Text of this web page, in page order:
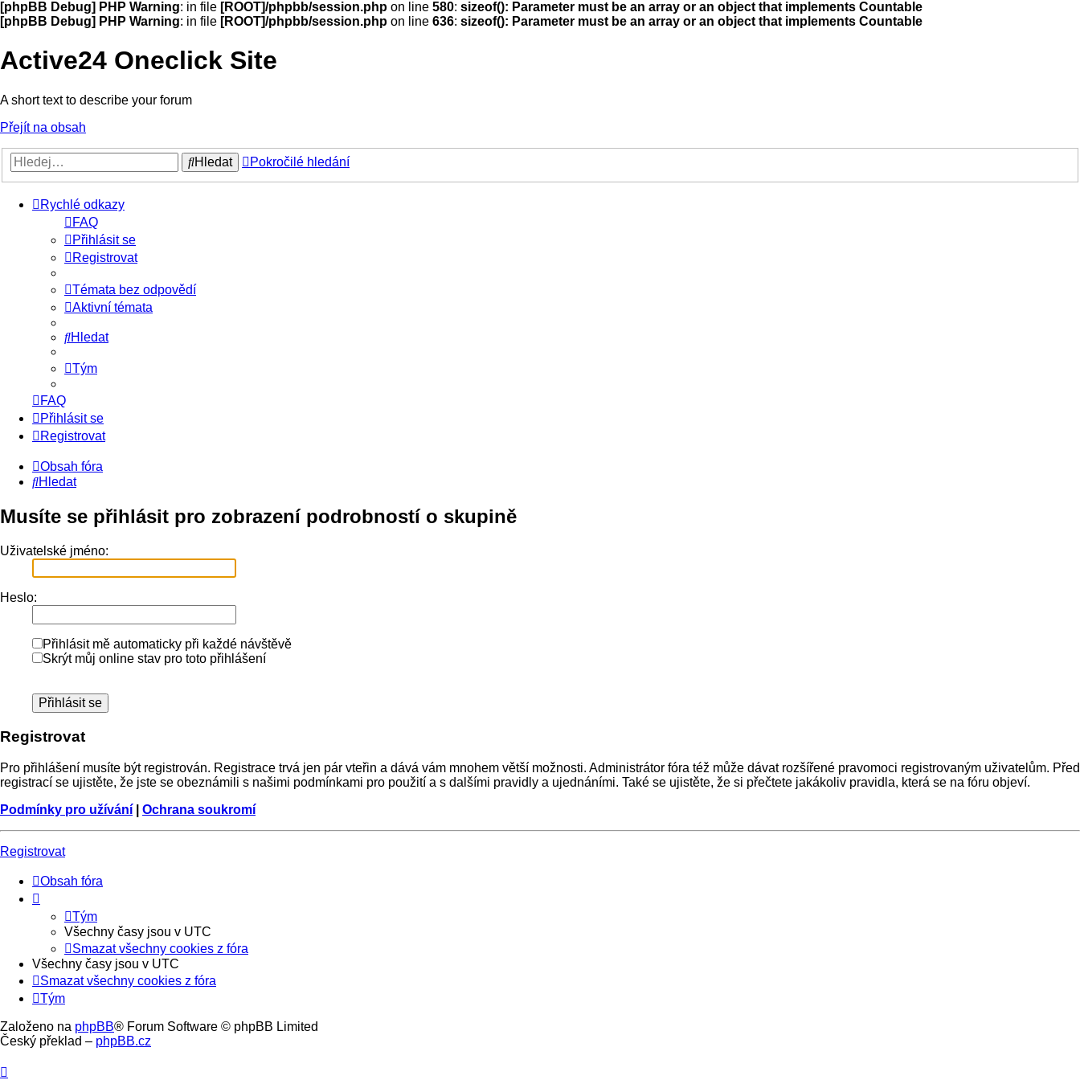
[phpBB Debug] PHP Warning: in file [ROOT]/phpbb/session.php on line 580: sizeof(): Parameter must be an array or an object that implements Countable
[phpBB Debug] PHP Warning: in file [ROOT]/phpbb/session.php on line 636: sizeof(): Parameter must be an array or an object that implements Countable
Active24 Oneclick Site
A short text to describe your forum
Přejít na obsah
Hledat Pokročilé hledání
Rychlé odkazy
FAQ
Přihlásit se
Registrovat
Témata bez odpovědí
Aktivní témata
Hledat
Tým
FAQ
Přihlásit se
Registrovat
Obsah fóra
Hledat
Musíte se přihlásit pro zobrazení podrobností o skupině
Uživatelské jméno:
Heslo:
Přihlásit mě automaticky při každé návštěvě
Skrýt můj online stav pro toto přihlášení
Registrovat
Pro přihlášení musíte být registrován. Registrace trvá jen pár vteřin a dává vám mnohem větší možnosti. Administrátor fóra též může dávat rozšířené pravomoci registrovaným uživatelům. Před
registrací se ujistěte, že jste se obeznámili s našimi podmínkami pro použití a s dalšími pravidly a ujednáními. Také se ujistěte, že si přečtete jakákoliv pravidla, která se na fóru objeví.
Podmínky pro užívání
Ochrana soukromí
Registrovat
Obsah fóra
Tým
Všechny časy jsou v UTC
Smazat všechny cookies z fóra
Všechny časy jsou v UTC
Smazat všechny cookies z fóra
Tým
Založeno na phpBB® Forum Software © phpBB Limited
Český překlad – phpBB.cz